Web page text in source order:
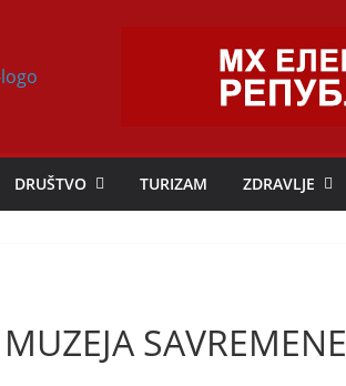
DRUŠTVO TURIZAM ZDRAVLJE
SAVREMENE